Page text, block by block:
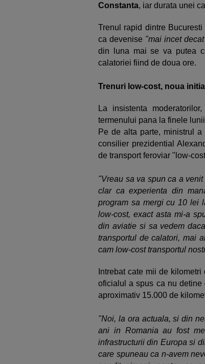
Constanta, iar durata unei
Trenul rapid dintre
ca devenise "mai incet
din luna mai se va putea
calatoriei fiind de doua ore.
Trenuri low-cost, noua
La insistenta
termenului pana la finele
Pe de alta parte, ministrul
consilier prezidential
de transport feroviar "low-
"Vreau sa va spun ca a
clar ca experienta din
program sa mergi cu 10 lei
low-cost, exact asta mi-a
din aviatie si sa vedem
transportul de calatori, mai
cam low-cost transportul
Intrebat cate mii de
oficialul a spus ca nu detine
aproximativ 15.000 de
"Noi, la ora actuala, si din
ani in Romania au fost
infrastructurii din Europa si
care spuneau ca n-avem